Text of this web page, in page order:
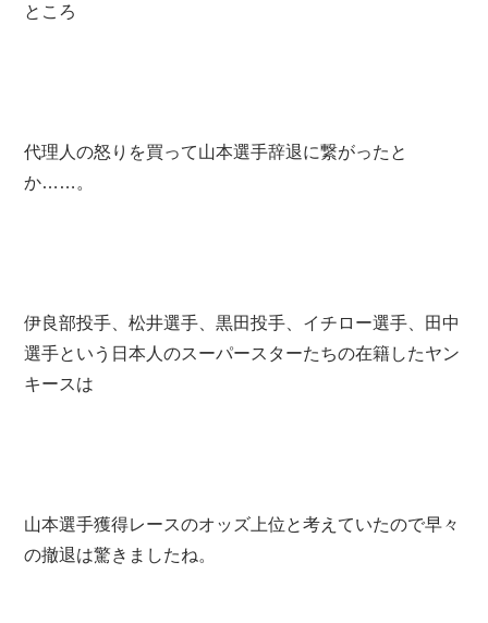
ところ
代理人の怒りを買って山本選手辞退に繋がったと
か……。
伊良部投手、松井選手、黒田投手、イチロー選手、田中
選手という日本人のスーパースターたちの在籍したヤン
キースは
山本選手獲得レースのオッズ上位と考えていたので早々
の撤退は驚きましたね。